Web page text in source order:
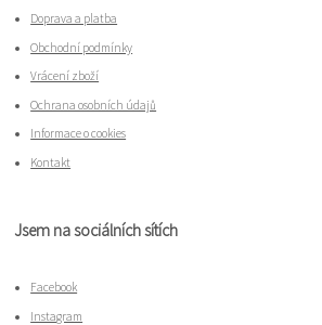
Doprava a platba
Obchodní podmínky
Vrácení zboží
Ochrana osobních údajů
Informace o cookies
Kontakt
Jsem na sociálních sítích
Facebook
Instagram